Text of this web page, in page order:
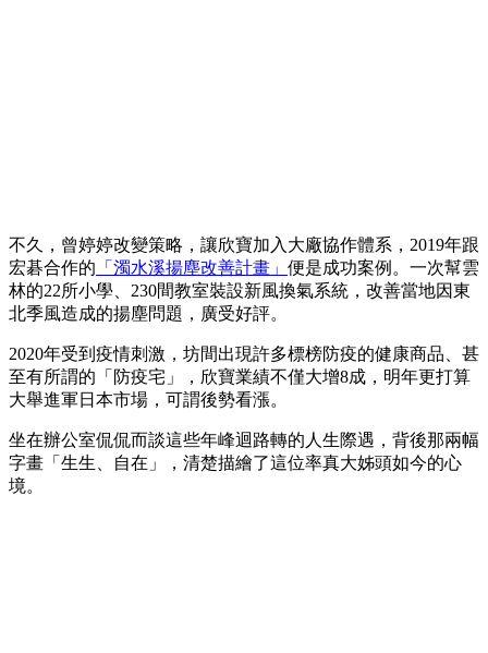
不久，曾婷婷改變策略，讓欣寶加入大廠協作體系，2019年跟
宏碁合作的 「濁水溪揚塵改善計畫」 便是成功案例。一次幫雲
林的22所小學、230間教室裝設新風換氣系統，改善當地因東
北季風造成的揚塵問題，廣受好評。
2020年受到疫情刺激，坊間出現許多標榜防疫的健康商品、甚
至有所謂的「防疫宅」，欣寶業績不僅大增8成，明年更打算
大舉進軍日本市場，可謂後勢看漲。
坐在辦公室侃侃而談這些年峰迴路轉的人生際遇，背後那兩幅
字畫「生生、自在」，清楚描繪了這位率真大姊頭如今的心
境。